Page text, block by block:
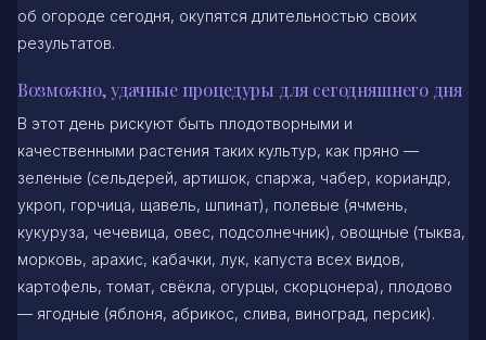
об огороде сегодня, окупятся длительностью своих
результатов.
Возможно, удачные процедуры для сегодняшнего дня
В этот день рискуют быть плодотворными и
качественными растения таких культур, как пряно —
зеленые (сельдерей, артишок, спаржа, чабер, кориандр,
укроп, горчица, щавель, шпинат), полевые (ячмень,
кукуруза, чечевица, овес, подсолнечник), овощные (тыква,
морковь, арахис, кабачки, лук, капуста всех видов,
картофель, томат, свёкла, огурцы, скорцонера), плодово
— ягодные (яблоня, абрикос, слива, виноград, персик).